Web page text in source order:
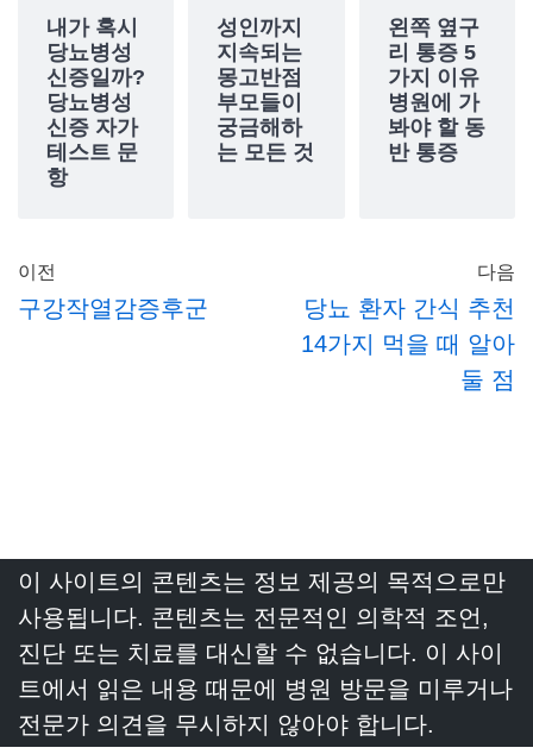
내가 혹시
당뇨병성
신증일까?
당뇨병성
신증 자가
테스트 문
항
성인까지
지속되는
몽고반점
부모들이
궁금해하
는 모든 것
왼쪽 옆구
리 통증 5
가지 이유
병원에 가
봐야 할 동
반 통증
이전
구강작열감증후군
다음
당뇨 환자 간식 추천
14가지 먹을 때 알아
둘 점
이 사이트의 콘텐츠는 정보 제공의 목적으로만
사용됩니다. 콘텐츠는 전문적인 의학적 조언,
진단 또는 치료를 대신할 수 없습니다. 이 사이
트에서 읽은 내용 때문에 병원 방문을 미루거나
전문가 의견을 무시하지 않아야 합니다.